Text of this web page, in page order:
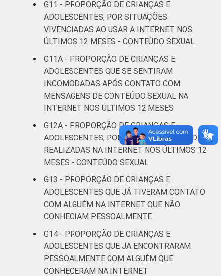
CLASSE
SOCIAL 2008
AB
C 44
CLASSE
SOCIAL 2015
AB 51
C 44
DE 47
1Base: 23.380.494 usuários de Internet de 9
a 17 anos. Respostas múltiplas e
estimuladas. Dados coletados entre
novembro de 2015 e junho de 2016. Dados
coletados por meio de questionários de
autopreenchimento.
Publicação dos dados em: 10/10/2016.
Correção dos dados em: 28/10/2016. Mais
informações em:
https://cetic.br/noticia/cetic-br-informa-
correcao-dos-resultados-da-pesquisa-tic-
G11 - PROPORÇÃO DE CRIANÇAS E
ADOLESCENTES, POR SITUAÇÕES
VIVENCIADAS AO USAR A INTERNET NOS
ÚLTIMOS 12 MESES - CONTEÚDO SEXUAL
G11A - PROPORÇÃO DE CRIANÇAS E
ADOLESCENTES QUE SE SENTIRAM
INCOMODADAS APÓS CONTATO COM
MENSAGENS DE CONTEÚDO SEXUAL NA
INTERNET NOS ÚLTIMOS 12 MESES
G12A - PROPORÇÃO DE CRIANÇAS E
ADOLESCENTES, POR TIPOS DE ATIVIDADES
REALIZADAS NA INTERNET NOS ÚLTIMOS 12
MESES - CONTEÚDO SEXUAL
G13 - PROPORÇÃO DE CRIANÇAS E
ADOLESCENTES QUE JÁ TIVERAM CONTATO
COM ALGUÉM NA INTERNET QUE NÃO
CONHECIAM PESSOALMENTE
G14 - PROPORÇÃO DE CRIANÇAS E
ADOLESCENTES QUE JÁ ENCONTRARAM
PESSOALMENTE COM ALGUÉM QUE
CONHECERAM NA INTERNET